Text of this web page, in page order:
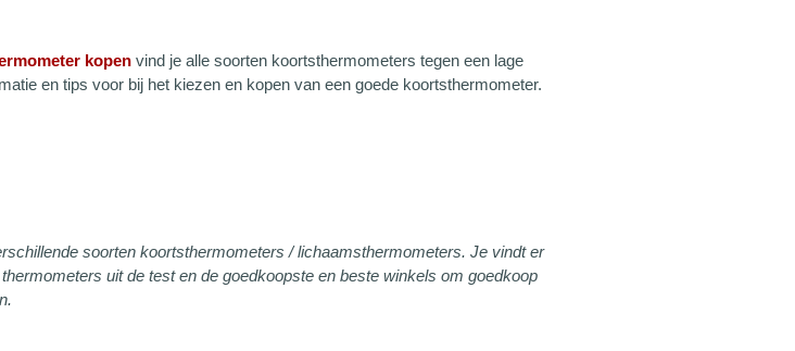
kopen vind je alle soorten koortsthermometers tegen een lage
en tips voor bij het kiezen en kopen van een goede koortsthermometer.
soorten koortsthermometers / lichaamsthermometers. Je vindt er
uit de test en de goedkoopste en beste winkels om goedkoop